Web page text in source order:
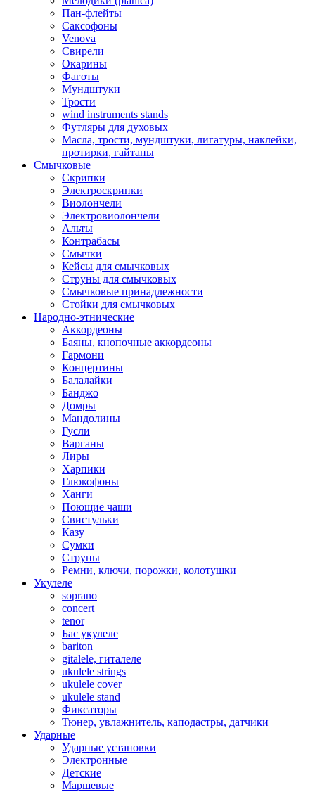
Пан-флейты
Саксофоны
Venova
Свирели
Окарины
Фаготы
Мундштуки
Трости
wind instruments stands
Футляры для духовых
Масла, трости, мундштуки, лигатуры, наклейки,
протирки, гайтаны
Смычковые
Скрипки
Электроскрипки
Виолончели
Электровиолончели
Альты
Контрабасы
Смычки
Кейсы для смычковых
Струны для смычковых
Смычковые принадлежности
Стойки для смычковых
Народно-этнические
Аккордеоны
Баяны, кнопочные аккордеоны
Гармони
Концертины
Балалайки
Банджо
Домры
Мандолины
Гусли
Варганы
Лиры
Харпики
Глюкофоны
Ханги
Поющие чаши
Свистульки
Казу
Сумки
Струны
Ремни, ключи, порожки, колотушки
Укулеле
soprano
concert
tenor
Бас укулеле
bariton
gitalele, гиталеле
ukulele strings
ukulele cover
ukulele stand
Фиксаторы
Тюнер, увлажнитель, каподастры, датчики
Ударные
Ударные установки
Электронные
Детские
Маршевые